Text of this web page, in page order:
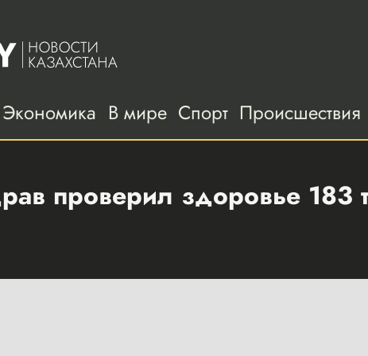
Экономика В мире Спорт Происшествия
проверил здоровье 183